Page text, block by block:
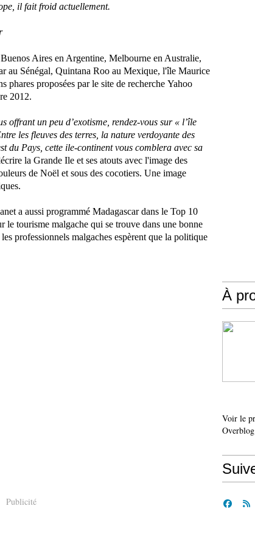
il fait froid actuellement.
Aires en Argentine, Melbourne en Australie,
au Sénégal, Quintana Roo au Mexique, l'île Maurice
phares proposées par le site de recherche Yahoo
2012.
offrant un peu d’exotisme, rendez-vous sur « l’île
les fleuves des terres, la nature verdoyante des
du Pays, cette ile-continent vous comblera avec sa
la Grande Ile et ses atouts avec l'image des
de Noël et sous des cocotiers. Une image
a aussi programmé Madagascar dans le Top 10
le tourisme malgache qui se trouve dans une bonne
professionnels malgaches espèrent que la politique
Publicité
À
Voir le
Overblog